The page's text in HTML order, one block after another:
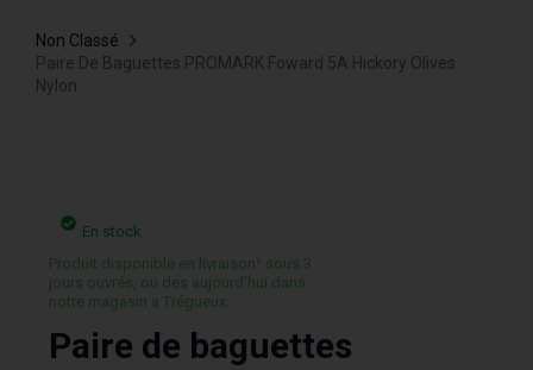
Non Classé
Paire De Baguettes PROMARK Foward 5A Hickory Olives
Nylon
En stock
Produit disponible en livraison¹ sous 3
jours ouvrés, ou des aujourd’hui dans
notre magasin a Trégueux.
Paire de baguettes